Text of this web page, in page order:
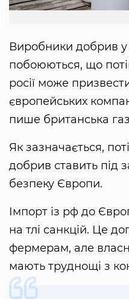
Виробники добрив у
побоюються, що
росії може
європейських
пише британська
Як зазначається,
добрив ставить під
безпеку Європи.
Імпорт із рф до
на тлі санкцій. Це
фермерам, але
мають труднощі з